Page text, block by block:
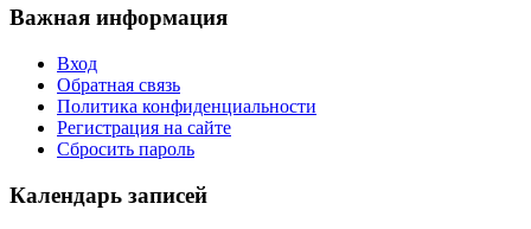
Важная информация
Вход
Обратная связь
Политика конфиденциальности
Регистрация на сайте
Сбросить пароль
Календарь записей